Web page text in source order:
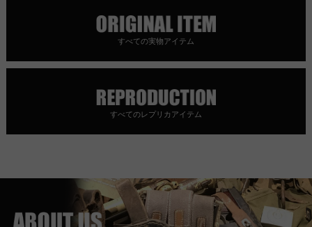
すべての実物アイテム
すべてのレプリカアイテム